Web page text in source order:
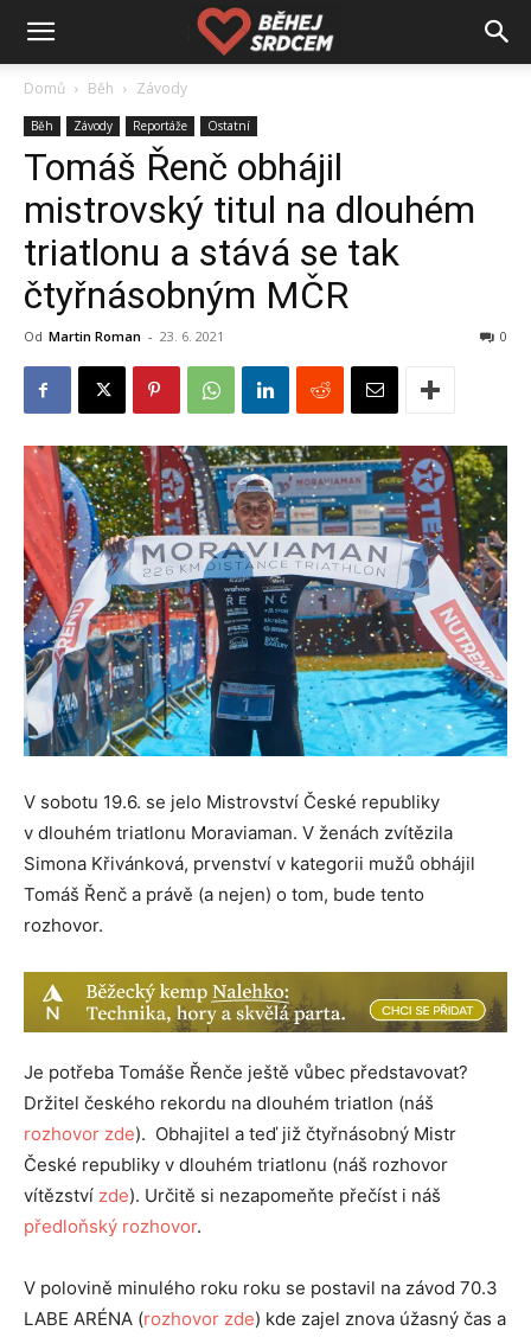
Domů Běh Závody
Běh Závody Reportáže Ostatní
Tomáš Řenč obhájil
mistrovský titul na dlouhém
triatlonu a stává se tak
čtyřnásobným MČR
Od Martin Roman - 23. 6. 2021 0
V sobotu 19.6. se jelo Mistrovství České republiky
v dlouhém triatlonu Moraviaman. V ženách zvítězila
Simona Křivánková, prvenství v kategorii mužů obhájil
Tomáš Řenč a právě (a nejen) o tom, bude tento
rozhovor.
Je potřeba Tomáše Řenče ještě vůbec představovat?
Držitel českého rekordu na dlouhém triatlon (náš
rozhovor zde). Obhajitel a teď již čtyřnásobný Mistr
České republiky v dlouhém triatlonu (náš rozhovor
vítězství zde). Určitě si nezapomeňte přečíst i náš
předloňský rozhovor.
V polovině minulého roku roku se postavil na závod 70.3
LABE ARÉNA (rozhovor zde) kde zajel znova úžasný čas a